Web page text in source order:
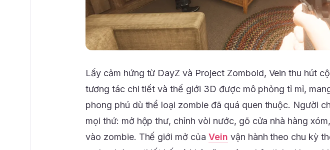
Lấy cảm hứng từ DayZ và Project Zomboid, Vein thu hút
tương tác chi tiết và thế giới 3D được mô phỏng tỉ mỉ,
phong phú dù thể loại zombie đã quá quen thuộc. Người
mọi thứ: mở hộp thư, chỉnh vòi nước, gõ cửa nhà hàng
vào zombie. Thế giới mở của Vein vận hành theo chu kỳ